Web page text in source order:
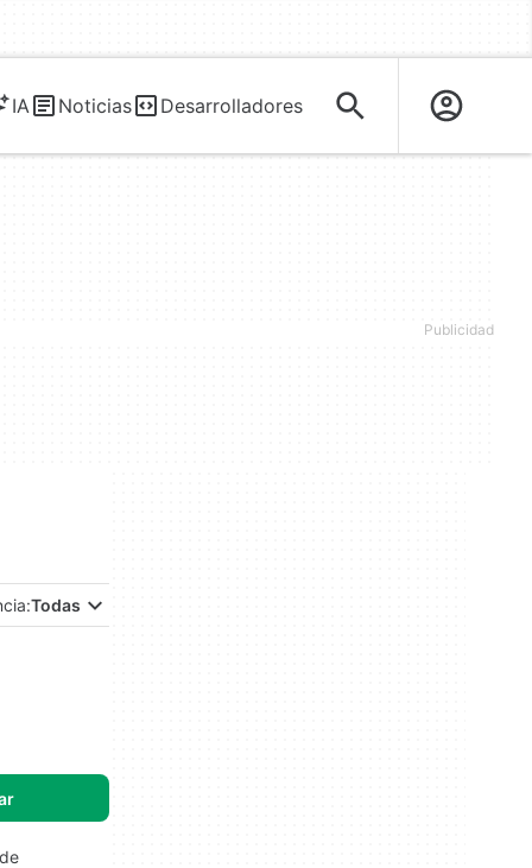
IA Noticias Desarrolladores
Todas